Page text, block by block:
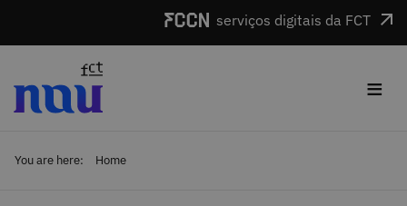
serviços digitais da FCT
≡
You are here: Home